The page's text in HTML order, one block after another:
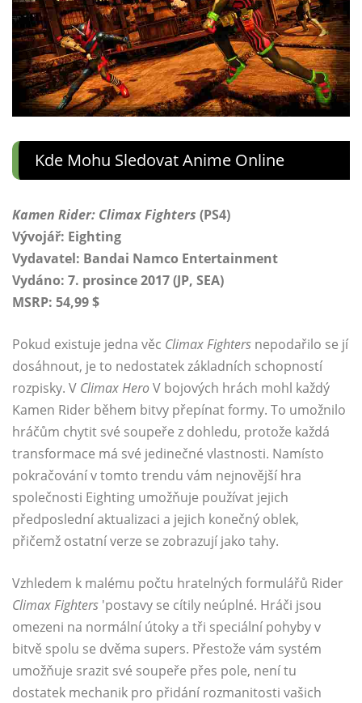
Kde Mohu Sledovat Anime Online
Kamen Rider: Climax Fighters (PS4)
Vývojář: Eighting
Vydavatel: Bandai Namco Entertainment
Vydáno: 7. prosince 2017 (JP, SEA)
MSRP: 54,99 $
Pokud existuje jedna věc Climax Fighters nepodařilo se jí
dosáhnout, je to nedostatek základních schopností
rozpisky. V Climax HeroV bojových hrách mohl každý
Kamen Rider během bitvy přepínat formy. To umožnilo
hráčům chytit své soupeře z dohledu, protože každá
transformace má své jedinečné vlastnosti. Namísto
pokračování v tomto trendu vám nejnovější hra
společnosti Eighting umožňuje používat jejich
předposlední aktualizaci a jejich konečný oblek,
přičemž ostatní verze se zobrazují jako tahy.
Vzhledem k malému počtu hratelných formulářů Rider
Climax Fighters 'postavy se cítily neúplné. Hráči jsou
omezeni na normální útoky a tři speciální pohyby v
bitvě spolu se dvěma supers. Přestože vám systém
umožňuje srazit své soupeře přes pole, není tu
dostatek mechanik pro přidání rozmanitosti vašich